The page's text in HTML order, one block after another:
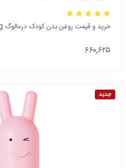
خرید و قیمت روغن بدن کودک درمالوگ Dermalog ...
۶۶۰,۶۲۵
جدید